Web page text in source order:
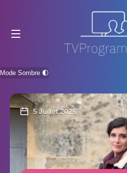
Mode Sombre 🌓
5 Juillet 2025